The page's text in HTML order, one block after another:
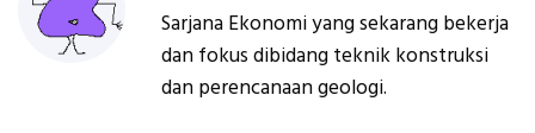
Sarjana Ekonomi yang sekarang bekerja
dan fokus dibidang teknik konstruksi
dan perencanaan geologi.